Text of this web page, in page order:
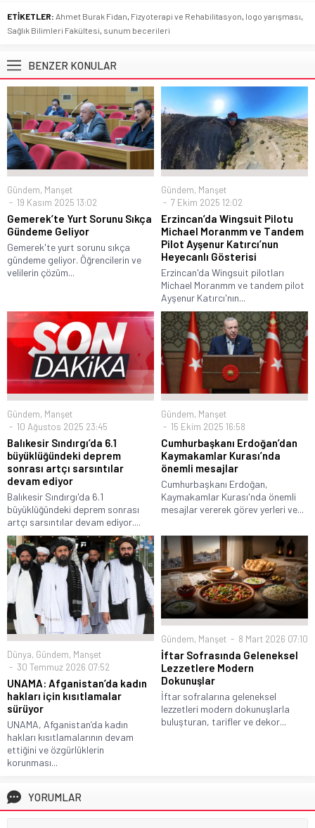
ETİKETLER: Ahmet Burak Fidan, Fizyoterapi ve Rehabilitasyon, logo yarışması,
Sağlık Bilimleri Fakültesi, sunum becerileri
BENZER KONULAR
Gündem, Manşet
19 Kasım 2025 13:02
Gemerek’te Yurt Sorunu Sıkça
Gündeme Geliyor
Gemerek'te yurt sorunu sıkça
gündeme geliyor. Öğrencilerin ve
velilerin çözüm...
Gündem, Manşet
7 Ekim 2025 12:02
Erzincan’da Wingsuit Pilotu
Michael Moranmm ve Tandem
Pilot Ayşenur Katırcı’nun
Heyecanlı Gösterisi
Erzincan'da Wingsuit pilotları
Michael Moranmm ve tandem pilot
Ayşenur Katırcı'nın...
Gündem, Manşet
10 Ağustos 2025 23:45
Balıkesir Sındırgı’da 6.1
büyüklüğündeki deprem
sonrası artçı sarsıntılar
devam ediyor
Balıkesir Sındırgı'da 6.1
büyüklüğündeki deprem sonrası
artçı sarsıntılar devam ediyor....
Gündem, Manşet
15 Ekim 2025 16:58
Cumhurbaşkanı Erdoğan’dan
Kaymakamlar Kurası’nda
önemli mesajlar
Cumhurbaşkanı Erdoğan,
Kaymakamlar Kurası'nda önemli
mesajlar vererek görev yerleri ve...
Dünya, Gündem, Manşet
30 Temmuz 2026 07:52
UNAMA: Afganistan’da kadın
hakları için kısıtlamalar
sürüyor
UNAMA, Afganistan’da kadın
hakları kısıtlamalarının devam
ettiğini ve özgürlüklerin
korunması...
Gündem, Manşet 8 Mart 2026 07:10
İftar Sofrasında Geleneksel
Lezzetlere Modern
Dokunuşlar
İftar sofralarına geleneksel
lezzetleri modern dokunuşlarla
buluşturan, tarifler ve dekor...
YORUMLAR